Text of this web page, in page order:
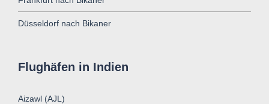
Düsseldorf nach Bikaner
Flughäfen in Indien
Aizawl (AJL)